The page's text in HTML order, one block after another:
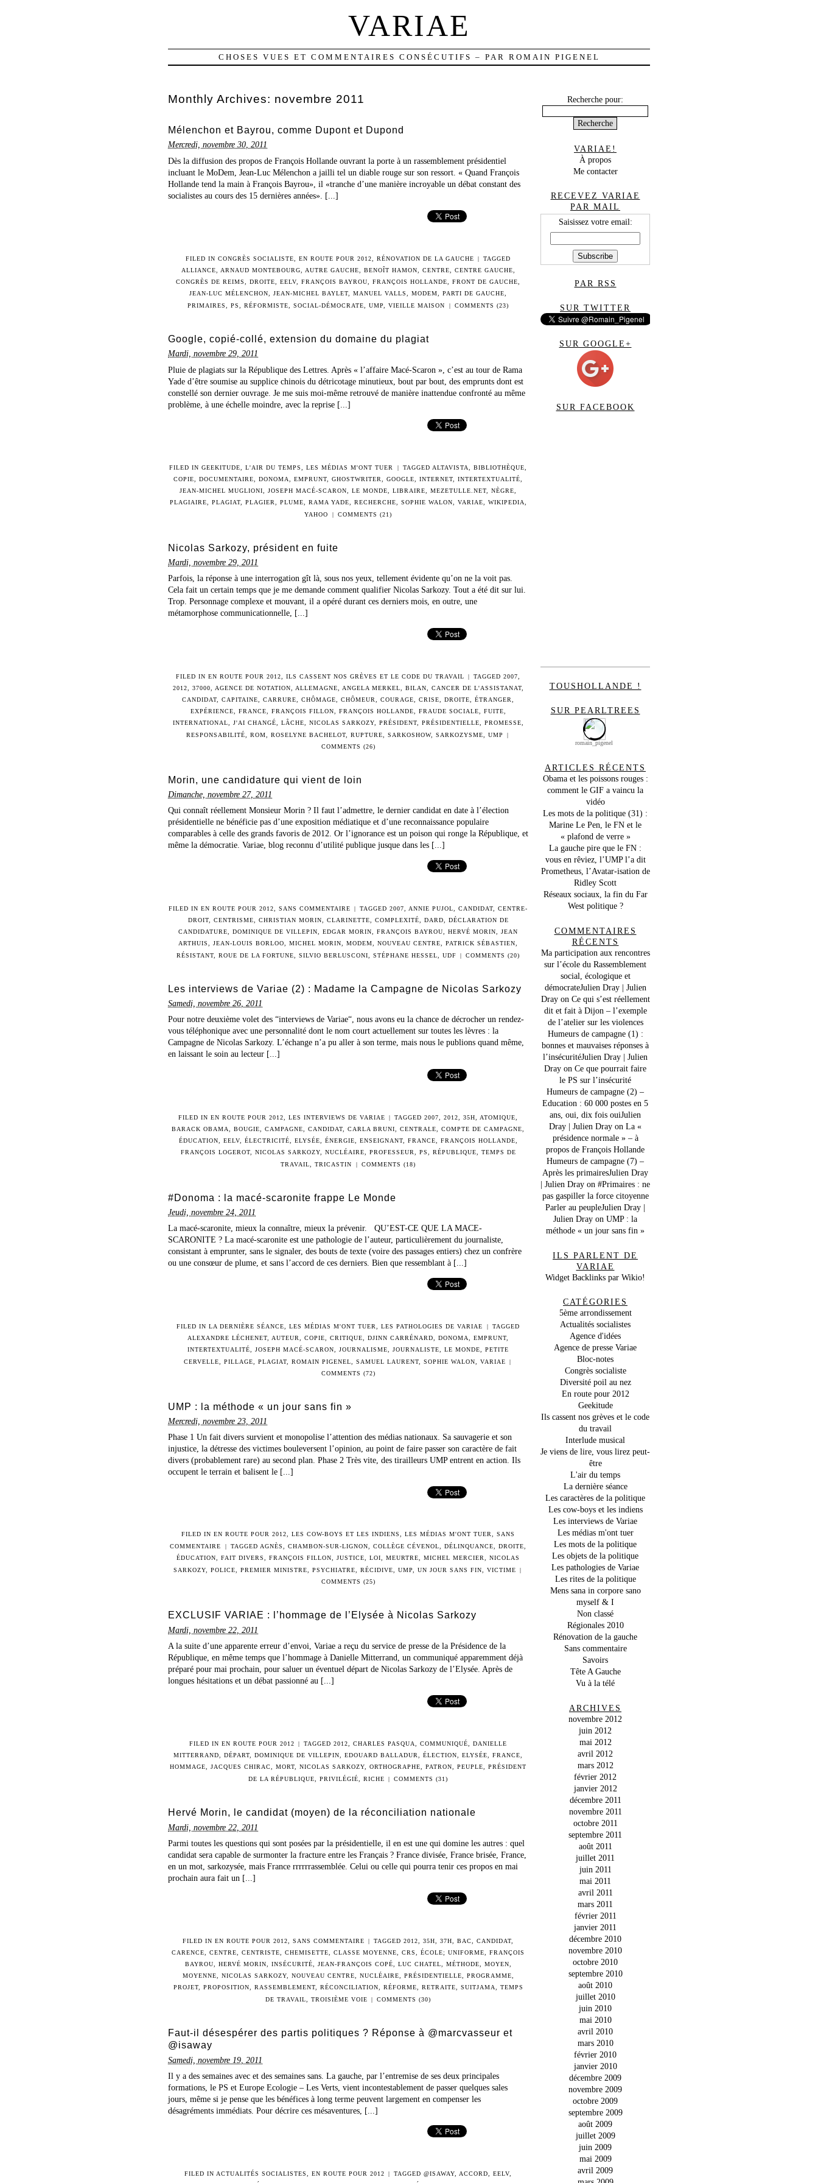
VARIAE
CHOSES VUES ET COMMENTAIRES CONSÉCUTIFS – PAR ROMAIN PIGENEL
Monthly Archives: novembre 2011
Mélenchon et Bayrou, comme Dupont et Dupond
Mercredi, novembre 30, 2011
Dès la diffusion des propos de François Hollande ouvrant la porte à un rassemblement présidentiel
incluant le MoDem, Jean-Luc Mélenchon a jailli tel un diable rouge sur son ressort. « Quand François
Hollande tend la main à François Bayrou», il «tranche d’une manière incroyable un débat constant des
socialistes au cours des 15 dernières années». [...]
FILED IN CONGRÈS SOCIALISTE EN ROUTE POUR 2012 RÉNOVATION DE LA GAUCHE |
TAGGED
ALLIANCE
ARNAUD MONTEBOURG AUTRE GAUCHE BENOÎT HAMON CENTRE CENTRE GAUCHE
CONGRÈS DE REIMS
DROITE EELV FRANÇOIS BAYROU FRANÇOIS HOLLANDE FRONT DE GAUCHE
JEAN-LUC MÉLENCHON
JEAN-MICHEL BAYLET MANUEL VALLS MODEM PARTI DE GAUCHE
PRIMAIRES
,PS ,RÉFORMISTE ,SOCIAL-DÉMOCRATE ,UMP ,VIEILLE MAISON | COMMENTS (23)
Google, copié-collé, extension du domaine du plagiat
Mardi, novembre 29, 2011
Pluie de plagiats sur la République des Lettres. Après « l’affaire Macé-Scaron », c’est au tour de Rama
Yade d’être soumise au supplice chinois du détricotage minutieux, bout par bout, des emprunts dont est
constellé son dernier ouvrage. Je me suis moi-même retrouvé de manière inattendue confronté au même
problème, à une échelle moindre, avec la reprise [...]
FILED INGEEKITUDE ,L'AIR DU TEMPS ,LES MÉDIAS M'ONT TUER | TAGGED ALTAVISTA BIBLIOTHÈQUE
COPIE
DOCUMENTAIRE DONOMA EMPRUNT GHOSTWRITER GOOGLE INTERNET INTERTEXTUALITÉ
JEAN-MICHEL MUGLIONI
JOSEPH MACÉ-SCARON LE MONDE LIBRAIRE MEZETULLE.NET NÈGRE
PLAGIAIRE
PLAGIAT, PLAGIER PLUME RAMA YADE RECHERCHE SOPHIE WALON VARIAE WIKIPEDIA
YAHOO
| COMMENTS (21)
Nicolas Sarkozy, président en fuite
Mardi, novembre 29, 2011
Parfois, la réponse à une interrogation gît là, sous nos yeux, tellement évidente qu’on ne la voit pas.
Cela fait un certain temps que je me demande comment qualifier Nicolas Sarkozy. Tout a été dit sur lui.
Trop. Personnage complexe et mouvant, il a opéré durant ces derniers mois, en outre, une
métamorphose communicationnelle, [...]
FILED IN EN ROUTE POUR 2012 ILS CASSENT NOS GRÈVES ET LE CODE DU TRAVAIL | TAGGED2007
2012
37000 AGENCE DE NOTATION ALLEMAGNE ANGELA MERKEL BILAN CANCER DE L'ASSISTANAT,
CANDIDAT
CAPITAINE CARRURE CHÔMAGE CHÔMEUR COURAGE CRISE DROITE ÉTRANGER
EXPÉRIENCE
FRANCE FRANÇOIS FILLON FRANÇOIS HOLLANDE FRAUDE SOCIALE FUITE
INTERNATIONAL
J'AI CHANGÉ LÂCHE NICOLAS SARKOZY, PRÉSIDENT, PRÉSIDENTIELLE PROMESSE
RESPONSABILITÉ
ROM ROSELYNE BACHELOT, RUPTURE SARKOSHOW, SARKOZYSME UMP
|
COMMENTS (26)
Morin, une candidature qui vient de loin
Dimanche, novembre 27, 2011
Qui connaît réellement Monsieur Morin ? Il faut l’admettre, le dernier candidat en date à l’élection
présidentielle ne bénéficie pas d’une exposition médiatique et d’une reconnaissance populaire
comparables à celle des grands favoris de 2012. Or l’ignorance est un poison qui ronge la République, et
même la démocratie. Variae, blog reconnu d’utilité publique jusque dans les [...]
FILED IN EN ROUTE POUR 2012 SANS COMMENTAIRE | TAGGED2007 ANNIE PUJOL ,CANDIDAT ,CENTRE-
DROIT, CENTRISME CHRISTIAN MORIN CLARINETTE COMPLEXITÉ DARD
DÉCLARATION DE
CANDIDATURE
DOMINIQUE DE VILLEPIN EDGAR MORIN FRANÇOIS BAYROU HERVÉ MORIN
JEAN
ARTHUIS
JEAN-LOUIS BORLOO MICHEL MORIN MODEM NOUVEAU CENTRE PATRICK SÉBASTIEN
RÉSISTANT, ROUE DE LA FORTUNE SILVIO BERLUSCONI STÉPHANE HESSEL UDF | COMMENTS (20)
Les interviews de Variae (2) : Madame la Campagne de Nicolas Sarkozy
Samedi, novembre 26, 2011
Pour notre deuxième volet des “interviews de Variae“, nous avons eu la chance de décrocher un rendez-
vous téléphonique avec une personnalité dont le nom court actuellement sur toutes les lèvres : la
Campagne de Nicolas Sarkozy. L’échange n’a pu aller à son terme, mais nous le publions quand même,
en laissant le soin au lecteur [...]
FILED IN EN ROUTE POUR 2012 LES INTERVIEWS DE VARIAE | TAGGED2007 ,2012 ,35H ATOMIQUE
BARACK OBAMA
BOUGIE CAMPAGNE CANDIDAT CARLA BRUNI CENTRALE COMPTE DE CAMPAGNE
ÉDUCATION
EELV, ÉLECTRICITÉ ELYSÉE ÉNERGIE ENSEIGNANT, FRANCE FRANÇOIS HOLLANDE
FRANÇOIS LOGEROT, NICOLAS SARKOZY, NUCLÉAIRE PROFESSEUR PS RÉPUBLIQUE
TEMPS DE
TRAVAIL
,TRICASTIN | COMMENTS (18)
#Donoma : la macé-scaronite frappe Le Monde
Jeudi, novembre 24, 2011
La macé-scaronite, mieux la connaître, mieux la prévenir. QU’EST-CE QUE LA MACE-
SCARONITE ? La macé-scaronite est une pathologie de l’auteur, particulièrement du journaliste,
consistant à emprunter, sans le signaler, des bouts de texte (voire des passages entiers) chez un confrère
ou une consœur de plume, et sans l’accord de ces derniers. Bien que ressemblant à [...]
FILED INLA DERNIÈRE SÉANCE ,LES MÉDIAS M'ONT TUER ,LES PATHOLOGIES DE VARIAE |
TAGGED
ALEXANDRE LÉCHENET
AUTEUR COPIE CRITIQUE DJINN CARRÉNARD DONOMA EMPRUNT
INTERTEXTUALITÉ
JOSEPH MACÉ-SCARON JOURNALISME JOURNALISTE LE MONDE
PETITE
CERVELLE
PILLAGE PLAGIAT, ROMAIN PIGENEL SAMUEL LAURENT, SOPHIE WALON VARIAE
|
COMMENTS (72)
UMP : la méthode « un jour sans fin »
Mercredi, novembre 23, 2011
Phase 1 Un fait divers survient et monopolise l’attention des médias nationaux. Sa sauvagerie et son
injustice, la détresse des victimes bouleversent l’opinion, au point de faire passer son caractère de fait
divers (probablement rare) au second plan. Phase 2 Très vite, des tirailleurs UMP entrent en action. Ils
occupent le terrain et balisent le [...]
FILED IN EN ROUTE POUR 2012, LES COW-BOYS ET LES INDIENS, LES MÉDIAS M'ONT TUER, SANS
COMMENTAIRE
TAGGED AGNÈS, CHAMBON-SUR-LIGNON, COLLÈGE CÉVENOL, DÉLINQUANCE, DROITE,
ÉDUCATION, FAIT DIVERS, FRANÇOIS FILLON, JUSTICE, LOI, MEURTRE, MICHEL MERCIER, NICOLAS
SARKOZY, POLICE, PREMIER MINISTRE, PSYCHIATRE, RÉCIDIVE, UMP, UN JOUR SANS FIN, VICTIME
COMMENTS (25)
EXCLUSIF VARIAE : l’hommage de l’Elysée à Nicolas Sarkozy
Mardi, novembre 22, 2011
A la suite d’une apparente erreur d’envoi, Variae a reçu du service de presse de la Présidence de la
République, en même temps que l’hommage à Danielle Mitterrand, un communiqué apparemment déjà
préparé pour mai prochain, pour saluer un éventuel départ de Nicolas Sarkozy de l’Elysée. Après de
longues hésitations et un débat passionné au [...]
FILED IN EN ROUTE POUR 2012 | TAGGED2012,CHARLES PASQUA,COMMUNIQUÉ,DANIELLE
MITTERRAND, DÉPART, DOMINIQUE DE VILLEPIN, EDOUARD BALLADUR, ÉLECTION, ELYSÉE, FRANCE,
HOMMAGE, JACQUES CHIRAC, MORT, NICOLAS SARKOZY, ORTHOGRAPHE, PATRON, PEUPLE, PRÉSIDENT
DE LA RÉPUBLIQUE, PRIVILÉGIÉ, RICHE | COMMENTS (31)
Hervé Morin, le candidat (moyen) de la réconciliation nationale
Mardi, novembre 22, 2011
Parmi toutes les questions qui sont posées par la présidentielle, il en est une qui domine les autres : quel
candidat sera capable de surmonter la fracture entre les Français ? France divisée, France brisée, France,
en un mot, sarkozysée, mais France rrrrrrassemblée. Celui ou celle qui pourra tenir ces propos en mai
prochain aura fait un [...]
FILED IN EN ROUTE POUR 2012, SANS COMMENTAIRE | TAGGED2012,35H,37H,BAC,CANDIDAT,
CARENCE, CENTRE, CENTRISTE, CHEMISETTE, CLASSE MOYENNE, CRS, ÉCOLE; UNIFORME, FRANÇOIS
BAYROU, HERVÉ MORIN, INSÉCURITÉ, JEAN-FRANÇOIS COPÉ, LUC CHATEL, MÉTHODE, MOYEN,
MOYENNE, NICOLAS SARKOZY, NOUVEAU CENTRE, NUCLÉAIRE, PRÉSIDENTIELLE, PROGRAMME,
PROJET, PROPOSITION, RASSEMBLEMENT, RÉCONCILIATION, RÉFORME, RETRAITE, SUITJAMA, TEMPS
DE TRAVAIL, TROISIÈME VOIE | COMMENTS (30)
Faut-il désespérer des partis politiques ? Réponse à @marcvasseur et
@isaway
Samedi, novembre 19, 2011
Il y a des semaines avec et des semaines sans. La gauche, par l’entremise de ses deux principales
formations, le PS et Europe Ecologie – Les Verts, vient incontestablement de passer quelques sales
jours, même si je pense que les bénéfices à long terme peuvent largement en compenser les
désagréments immédiats. Pour décrire ces mésaventures, [...]
FILED IN ACTUALITÉS SOCIALISTES EN ROUTE POUR 2012 | TAGGED@ISAWAY ACCORD ,EELV
Recherche pour:
VARIAE!
À propos
Me contacter
RECEVEZ VARIAE
PAR MAIL
Saisissez votre email:
PAR RSS
SUR TWITTER
SUR GOOGLE+
SUR FACEBOOK
TOUSHOLLANDE !
SUR PEARLTREES
romain_pigenel
ARTICLES RÉCENTS
Obama et les poissons rouges :
comment le GIF a vaincu la
vidéo
Les mots de la politique (31) :
Marine Le Pen, le FN et le
« plafond de verre »
La gauche pire que le FN :
vous en rêviez, l’UMP l’a dit
Prometheus, l’Avatar-isation de
Ridley Scott
Réseaux sociaux, la fin du Far
West politique ?
COMMENTAIRES
RÉCENTS
Ma participation aux rencontres
sur l’école du Rassemblement
social, écologique et
démocrateJulien Dray | Julien
Drayon Ce qui s’est réellement
dit et fait à Dijon – l’exemple
de l’atelier sur les violences
Humeurs de campagne (1) :
bonnes et mauvaises réponses à
l’insécuritéJulien Dray | Julien
Dray on Ce que pourrait faire
le PS sur l’insécurité
Humeurs de campagne (2) –
Education : 60 000 postes en 5
ans, oui, dix fois ouiJulien
Dray | Julien Dray on La «
présidence normale » – à
propos de François Hollande
Humeurs de campagne (7) –
Après les primairesJulien Dray
| Julien Dray on #Primaires : ne
pas gaspiller la force citoyenne
Parler au peupleJulien Dray |
Julien Dray on UMP : la
méthode « un jour sans fin »
ILS PARLENT DE
VARIAE
Widget Backlinks par Wikio!
CATÉGORIES
5ème arrondissement
Actualités socialistes
Agence d'idées
Agence de presse Variae
Bloc-notes
Congrès socialiste
Diversité poil au nez
En route pour 2012
Geekitude
Ils cassent nos grèves et le code
du travail
Interlude musical
Je viens de lire, vous lirez peut-
être
L'air du temps
La dernière séance
Les caractères de la politique
Les cow-boys et les indiens
Les interviews de Variae
Les médias m'ont tuer
Les mots de la politique
Les objets de la politique
Les pathologies de Variae
Les rites de la politique
Mens sana in corpore sano
myself & I
Non classé
Régionales 2010
Rénovation de la gauche
Sans commentaire
Savoirs
Tête A Gauche
Vu à la télé
ARCHIVES
novembre 2012
juin 2012
mai 2012
avril 2012
mars 2012
février 2012
janvier 2012
décembre 2011
novembre 2011
octobre 2011
septembre 2011
août 2011
juillet 2011
juin 2011
mai 2011
avril 2011
mars 2011
février 2011
janvier 2011
décembre 2010
novembre 2010
octobre 2010
septembre 2010
août 2010
juillet 2010
juin 2010
mai 2010
avril 2010
mars 2010
février 2010
janvier 2010
décembre 2009
novembre 2009
octobre 2009
septembre 2009
août 2009
juillet 2009
juin 2009
mai 2009
avril 2009